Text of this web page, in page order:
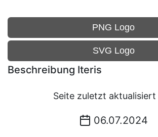
PNG Logo
SVG Logo
Beschreibung Iteris
Seite zuletzt aktualisiert
06.07.2024